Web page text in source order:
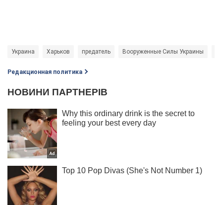
Украина Харьков предатель Вооруженные Силы Украины
Редакционная политика